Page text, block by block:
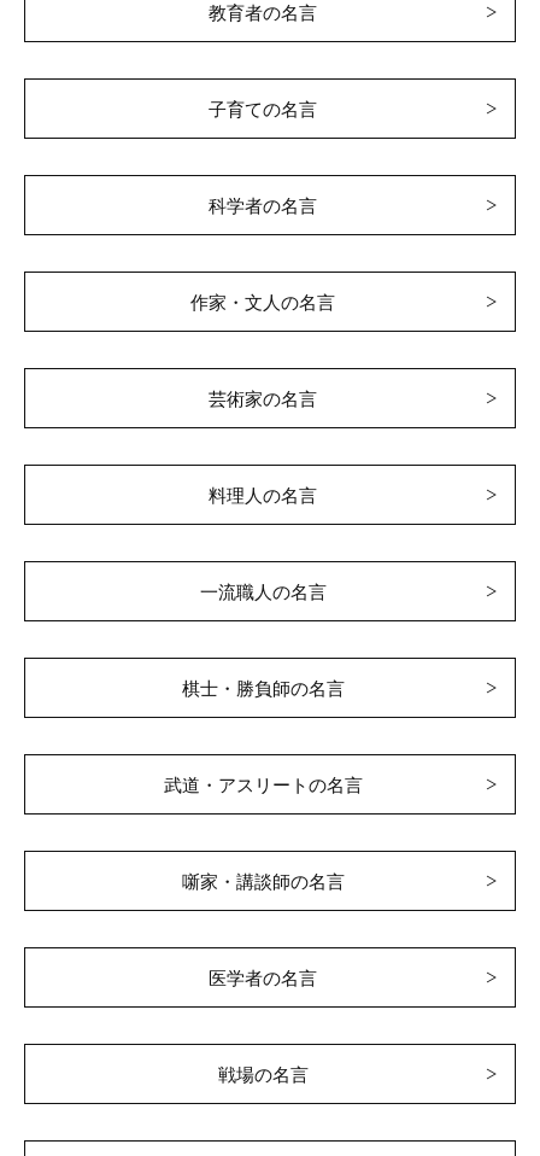
教育者の名言
子育ての名言
科学者の名言
作家・文人の名言
芸術家の名言
料理人の名言
一流職人の名言
棋士・勝負師の名言
武道・アスリートの名言
噺家・講談師の名言
医学者の名言
戦場の名言